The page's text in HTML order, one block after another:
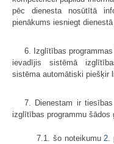
pēc dienesta nosūtītā
pienākums iesniegt
6. Izglītības
ievadījis sistēmā
sistēma automātiski piešķir
7. Dienestam ir
izglītības programmu šādos
7.1. šo noteikumu2.